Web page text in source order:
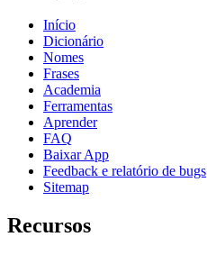
Início
Dicionário
Nomes
Frases
Academia
Ferramentas
Aprender
FAQ
Baixar App
Feedback e relatório de bugs
Sitemap
Recursos